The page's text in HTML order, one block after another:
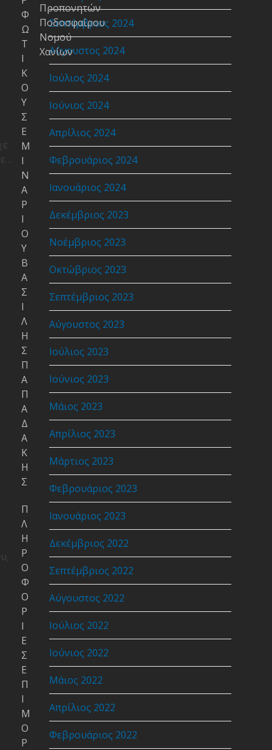
Σεπτέμβριος 2024
Αύγουστος 2024
Ιούλιος 2024
Ιούνιος 2024
Απρίλιος 2024
Φεβρουάριος 2024
Ιανουάριος 2024
Δεκέμβριος 2023
Νοέμβριος 2023
Οκτώβριος 2023
Σεπτέμβριος 2023
Αύγουστος 2023
Ιούλιος 2023
Ιούνιος 2023
Μάιος 2023
Απρίλιος 2023
Μάρτιος 2023
Φεβρουάριος 2023
Ιανουάριος 2023
Δεκέμβριος 2022
Σεπτέμβριος 2022
Αύγουστος 2022
Ιούλιος 2022
Ιούνιος 2022
Μάιος 2022
Απρίλιος 2022
Φεβρουάριος 2022
Φ
Ω
Τ
Ι
Κ
Ο
Υ
Σ
Ε
Μ
Ι
Ν
Α
Ρ
Ι
Ο
Υ
Β
Α
Σ
Ι
Λ
Η
Σ
Π
Α
Π
Α
Δ
Α
Κ
Η
Σ
Π
Λ
Η
Ρ
Ο
Φ
Ο
Ρ
Ι
Ε
Σ
Ε
Π
Ι
Μ
Ο
Ρ
Προπονητών
Ποδοσφαίρου
Νομού
Χανίων